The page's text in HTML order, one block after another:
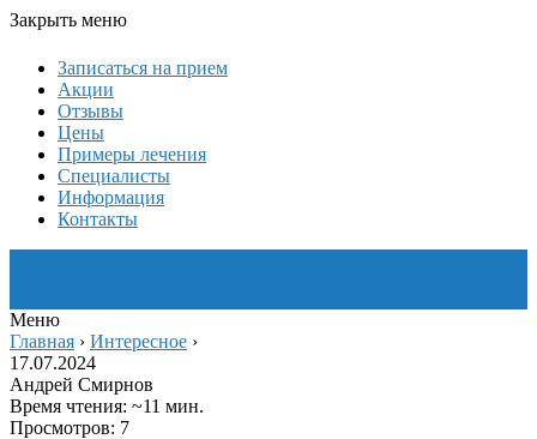
Закрыть меню
Записаться на прием
Акции
Отзывы
Цены
Примеры лечения
Специалисты
Информация
Контакты
Меню
Главная › Интересное ›
17.07.2024
Андрей Смирнов
Время чтения: ~11 мин.
Просмотров: 7